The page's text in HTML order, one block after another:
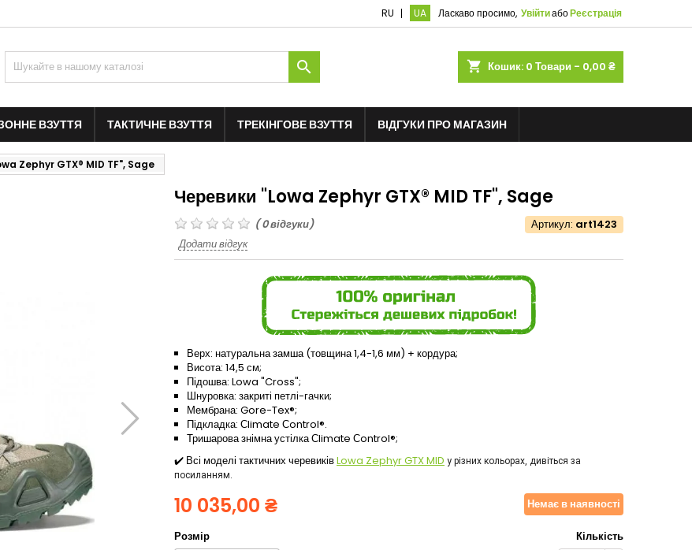
Ласкаво просимо, УвійтиабоРеєстрація
RU UA
shopping_cart Кошик: 0 Товари - 0,00 ₴

ВЗУТТЯ ТАКТИЧНЕ ВЗУТТЯ ТРЕКІНГОВЕ ВЗУТТЯ ВІДГУКИ ПРО МАГАЗИН
Zephyr GTX® MID TF", Sage
Черевики "Lowa Zephyr GTX® MID TF", Sage
(0відгуки)
Додати відгук
Артикул: art1423
Верх: натуральна замша (товщина 1,4-1,6 мм) + кордура;
Висота: 14,5 см;
Підошва: Lowa "Cross";
Шнуровка: закриті петлі-гачки;
Мембрана: Gore-Tex®;
Підкладка: Сlimate Сontrol®.
Тришарова знімна устілка Сlimate Сontrol®;
✔️ Всі моделі тактичних черевиківLowa Zephyr GTX MID у різних кольорах, дивіться за
посиланням.
10 035,00 ₴ Немає в наявності
Розмір Кількість